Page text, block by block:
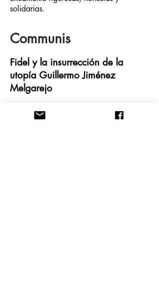
solidarias.
Communis
Fidel y la insurrección de la
utopía Guillermo Jiménez
Melgarejo
Muere Fidel Castro ¿el político